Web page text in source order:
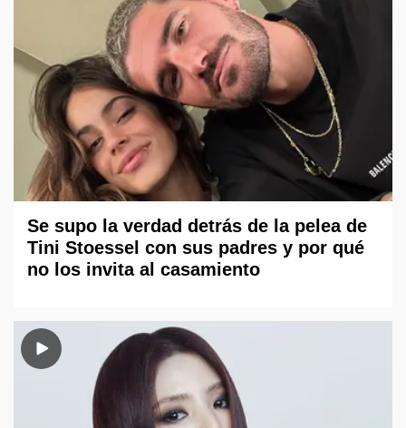
Se supo la verdad detrás de la pelea de
Tini Stoessel con sus padres y por qué
no los invita al casamiento